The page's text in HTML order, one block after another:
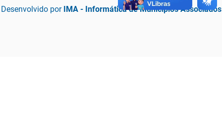
Desenvolvido por IMA - Informática de Municípios Associados